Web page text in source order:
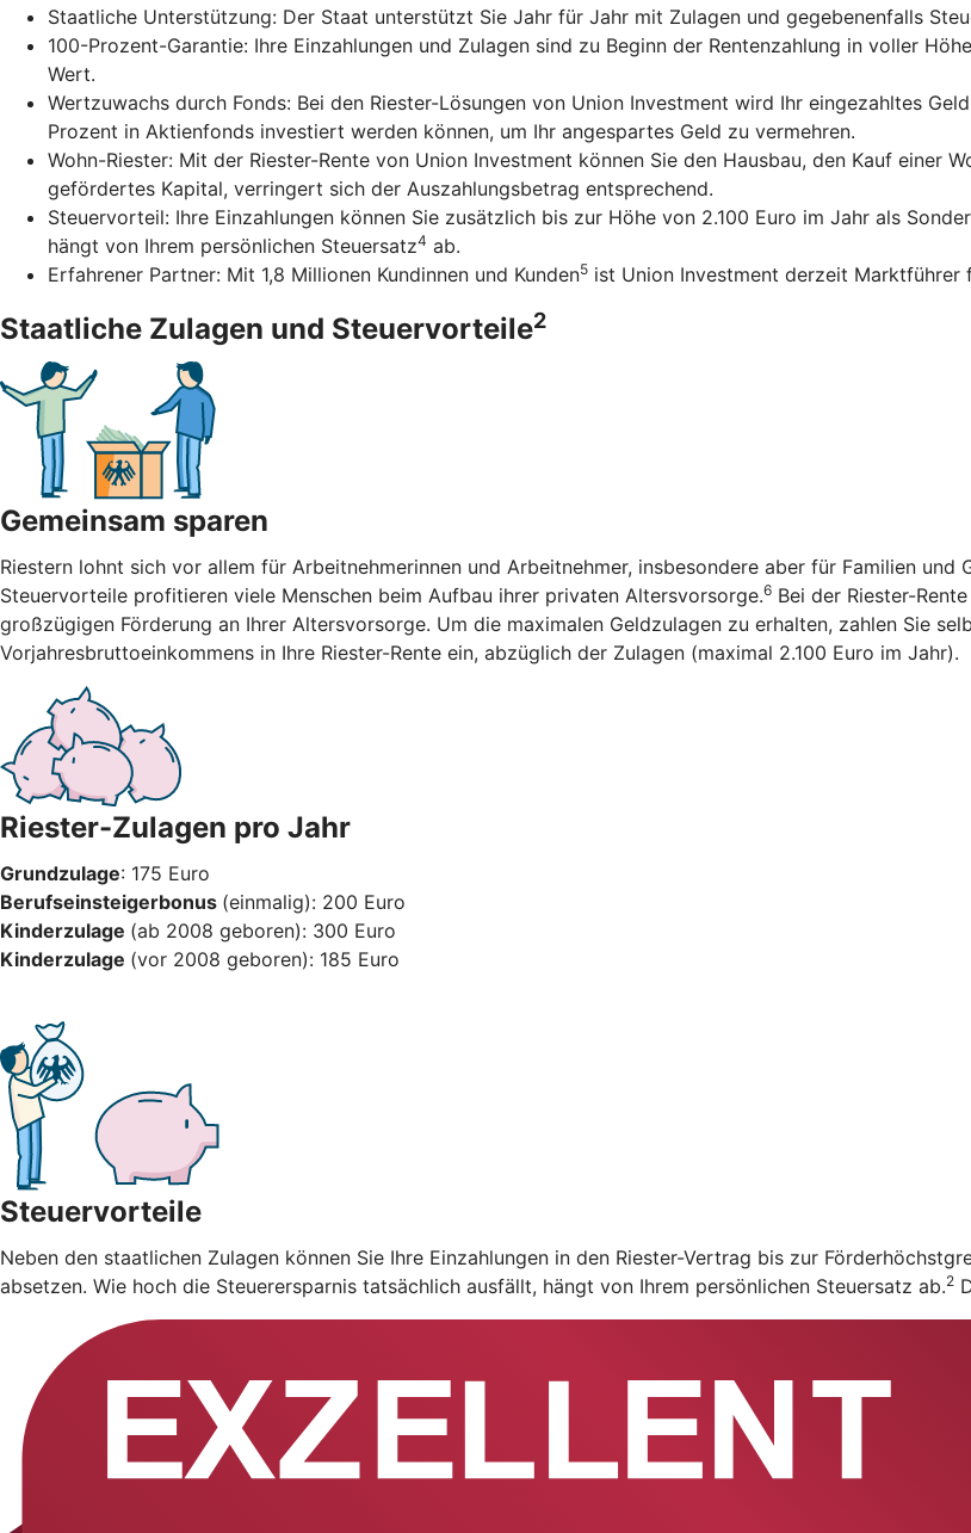
Staatliche Unterstützung: Der Staat unterstützt Sie Jahr für Jahr mit Zulagen und gegebenenfalls
100-Prozent-Garantie: Ihre Einzahlungen und Zulagen sind zu Beginn der Rentenzahlung in voller
Wert.
Wertzuwachs durch Fonds: Bei den Riester-Lösungen von Union Investment wird Ihr eingezahltes
Prozent in Aktienfonds investiert werden können, um Ihr angespartes Geld zu vermehren.
Wohn-Riester: Mit der Riester-Rente von Union Investment können Sie den Hausbau, den Kauf einer
gefördertes Kapital, verringert sich der Auszahlungsbetrag entsprechend.
Steuervorteil: Ihre Einzahlungen können Sie zusätzlich bis zur Höhe von 2.100 Euro im Jahr als
hängt von Ihrem persönlichen Steuersatz4 ab.
Erfahrener Partner: Mit 1,8 Millionen Kundinnen und Kunden5 ist Union Investment derzeit
Staatliche Zulagen und Steuervorteile2
Gemeinsam sparen
Riestern lohnt sich vor allem für Arbeitnehmerinnen und Arbeitnehmer, insbesondere aber für Familien
Steuervorteile profitieren viele Menschen beim Aufbau ihrer privaten Altersvorsorge.6 Bei der Riester-
großzügigen Förderung an Ihrer Altersvorsorge. Um die maximalen Geldzulagen zu erhalten, zahlen Sie
Vorjahresbruttoeinkommens in Ihre Riester-Rente ein, abzüglich der Zulagen (maximal 2.100 Euro im Jahr).
Riester-Zulagen pro Jahr
Grundzulage: 175 Euro
Berufseinsteigerbonus (einmalig): 200 Euro
Kinderzulage (ab 2008 geboren): 300 Euro
Kinderzulage (vor 2008 geboren): 185 Euro
Steuervorteile
Neben den staatlichen Zulagen können Sie Ihre Einzahlungen in den Riester-Vertrag bis zur
absetzen. Wie hoch die Steuerersparnis tatsächlich ausfällt, hängt von Ihrem persönlichen Steuersatz ab.2